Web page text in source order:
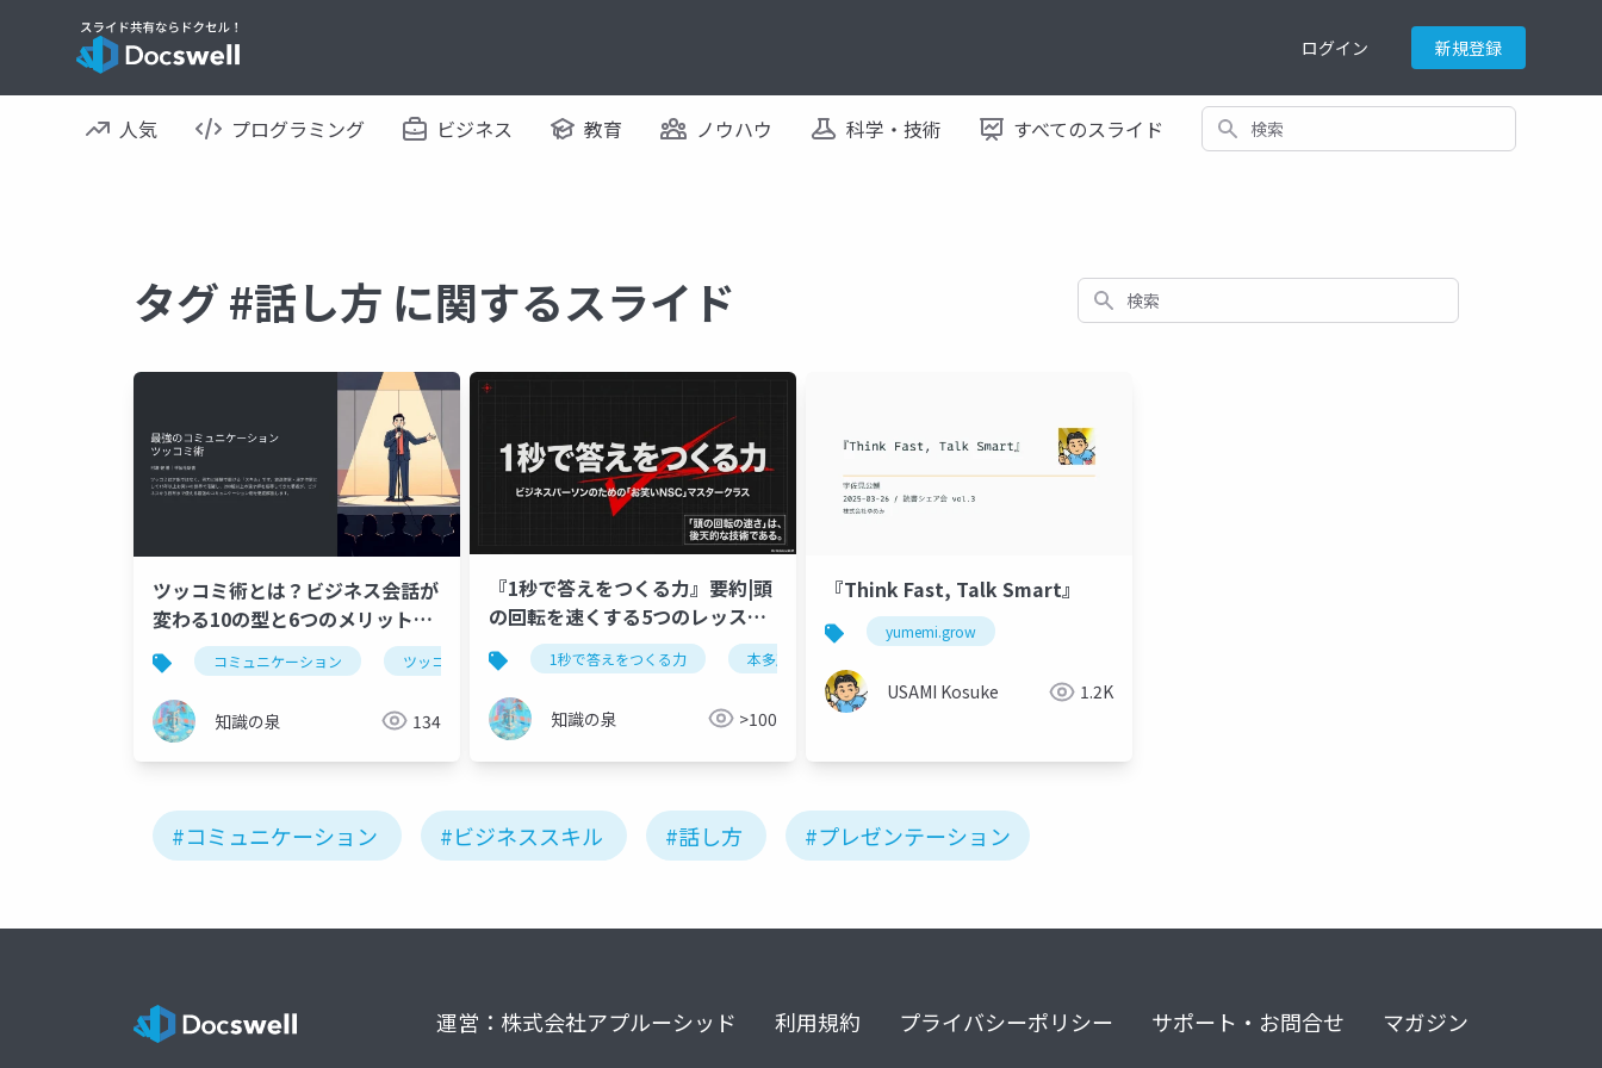
ログイン 新規登録
人気 プログラミング ビジネス 教育 ノウハウ 科学・技術 すべてのスライド 検索
タグ #話し方 に関するスライド 検索
ツッコミ術とは？ビジネス会話が
変わる10の型と6つのメリット完
全ガイドコミュニケーション ツッコミ 会話術 ビジネススキル
知識の泉 134
『1秒で答えをつくる力』要約|頭
の回転を速くする5つのレッスン
徹底解説1秒で答えをつくる力 本多正識
知識の泉 >100
『Think Fast, Talk Smart』
yumemi.grow
USAMI Kosuke 1.2K
#コミュニケーション #ビジネススキル #話し方 #プレゼンテーション
運営：株式会社アプルーシッド 利用規約 プライバシーポリシー サポート・お問合せ マガジン